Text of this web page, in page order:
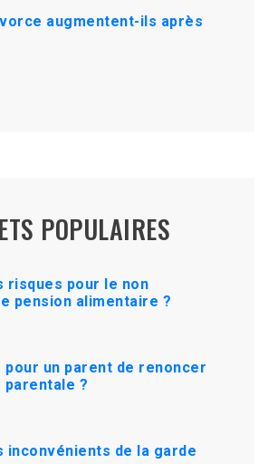
augmentent-ils après
POPULAIRES
risques pour le non
pension alimentaire ?
pour un parent de renoncer
?
inconvénients de la garde